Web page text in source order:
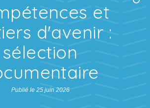
et
d'avenir :
sélection
Publié le 25 juin 2026